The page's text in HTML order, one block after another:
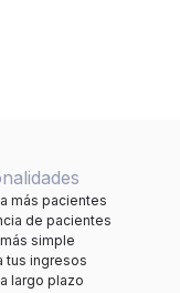
más pacientes
de pacientes
simple
tus ingresos
largo plazo